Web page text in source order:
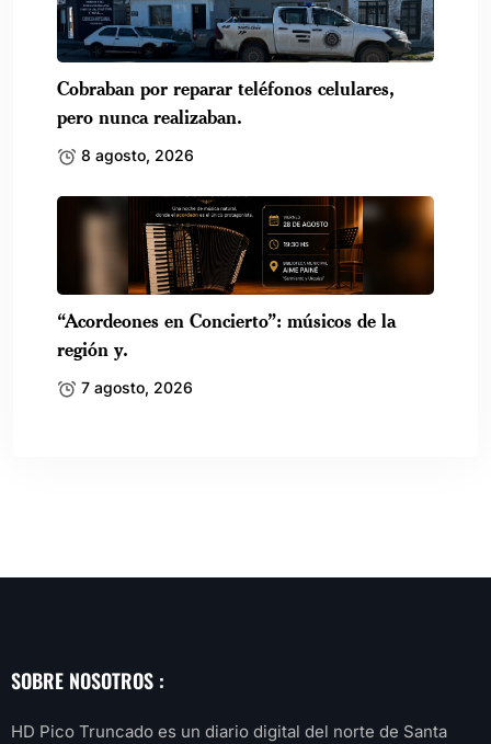
Cobraban por reparar teléfonos celulares,
pero nunca realizaban.
8 agosto, 2026
“Acordeones en Concierto”: músicos de la
región y.
7 agosto, 2026
SOBRE NOSOTROS :
HD Pico Truncado es un diario digital del norte de Santa